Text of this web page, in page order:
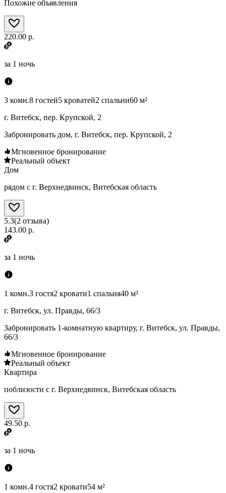
Похожие объявления
220.00 р.
за 1 ночь
3 комн.8 гостей5 кроватей2 спальни60 м²
г. Витебск, пер. Крупской, 2
Забронировать дом, г. Витебск, пер. Крупской, 2
Мгновенное бронирование
Реальный объект
Дом
рядом с г. Верхнедвинск, Витебская область
5.3(2 отзыва)
143.00 р.
за 1 ночь
1 комн.3 гостя2 кровати1 спальня40 м²
г. Витебск, ул. Правды, 66/3
Забронировать 1-комнатную квартиру, г. Витебск, ул. Правды,
66/3
Мгновенное бронирование
Реальный объект
Квартира
поблизости с г. Верхнедвинск, Витебская область
49.50 р.
за 1 ночь
1 комн.4 гостя2 кровати54 м²